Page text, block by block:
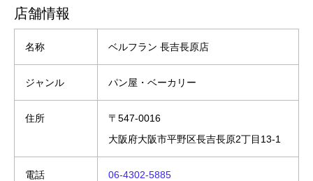
店舗情報
名称 ベルフラン 長吉長原店
ジャンル パン屋・ベーカリー
住所
〒547-0016
大阪府大阪市平野区長吉長原2丁目13-1
電話 06-4302-5885